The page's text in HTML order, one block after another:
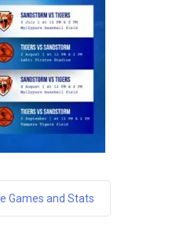
Games and Stats